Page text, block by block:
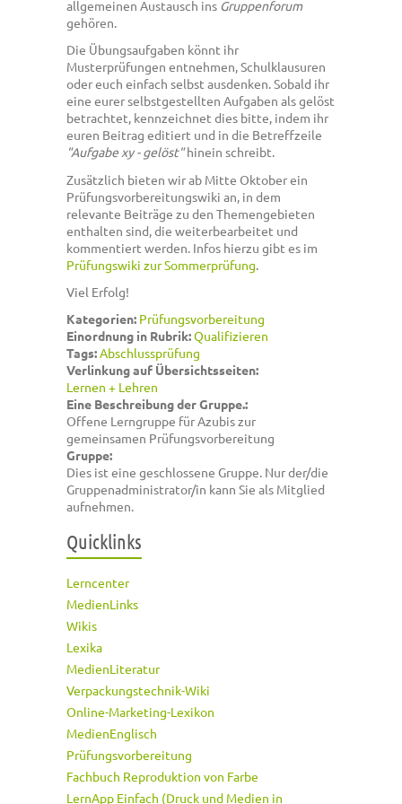
allgemeinen Austausch ins Gruppenforum
gehören.
Die Übungsaufgaben könnt ihr
Musterprüfungen entnehmen, Schulklausuren
oder euch einfach selbst ausdenken. Sobald ihr
eine eurer selbstgestellten Aufgaben als gelöst
betrachtet, kennzeichnet dies bitte, indem ihr
euren Beitrag editiert und in die Betreffzeile
"Aufgabe xy - gelöst"hinein schreibt.
Zusätzlich bieten wir ab Mitte Oktober ein
Prüfungsvorbereitungswiki an, in dem
relevante Beiträge zu den Themengebieten
enthalten sind, die weiterbearbeitet und
kommentiert werden. Infos hierzu gibt es im
Prüfungswiki zur Sommerprüfung.
Viel Erfolg!
Kategorien: Prüfungsvorbereitung
Einordnung in Rubrik:Qualifizieren
Tags:Abschlussprüfung
Verlinkung auf Übersichtsseiten:
Lernen + Lehren
Eine Beschreibung der Gruppe.:
Offene Lerngruppe für Azubis zur
gemeinsamen Prüfungsvorbereitung
Gruppe:
Dies ist eine geschlossene Gruppe. Nur der/die
Gruppenadministrator/in kann Sie als Mitglied
aufnehmen.
Quicklinks
Lerncenter
MedienLinks
Wikis
Lexika
MedienLiteratur
Verpackungstechnik-Wiki
Online-Marketing-Lexikon
MedienEnglisch
Prüfungsvorbereitung
Fachbuch Reproduktion von Farbe
LernApp Einfach (Druck und Medien in